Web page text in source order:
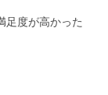
足度が高かった